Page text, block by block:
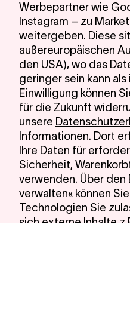
Werbepartner wie
Instagram – zu
weitergeben. Diese
außereuropäischen
den USA), wo das
geringer sein kann
Einwilligung können
für die Zukunft
unsere
Informationen. Dort
Ihre Daten für
Sicherheit,
verwenden. Über den
verwalten« können
Technologien Sie
sich externe Inhalte